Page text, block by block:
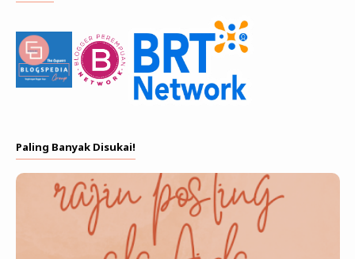
Paling Banyak Disukai!